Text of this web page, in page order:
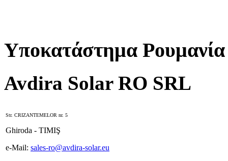
Υποκατάστημα Ρουμανία
Avdira Solar RO SRL
Str. CRIZANTEMELOR nr. 5
Ghiroda - TIMIŞ
e-Mail: sales-ro@avdira-solar.eu